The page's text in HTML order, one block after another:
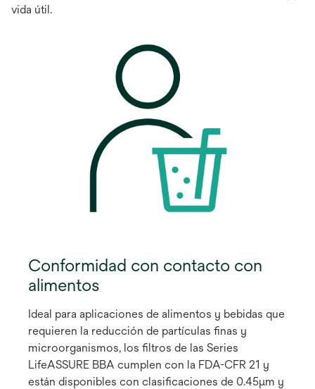
vida útil.
Conformidad con contacto con
alimentos
Ideal para aplicaciones de alimentos y bebidas que
requieren la reducción de partículas finas y
microorganismos, los filtros de las Series
LifeASSURE BBA cumplen con la FDA-CFR 21 y
están disponibles con clasificaciones de 0.45μm y